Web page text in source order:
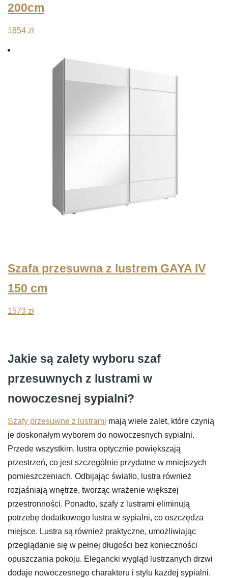
200cm
1854 zł
Szafa przesuwna z lustrem GAYA IV
150 cm
1573 zł
Jakie są zalety wyboru szaf
przesuwnych z lustrami w
nowoczesnej sypialni?
Szafy przesuwne z lustrami mają wiele zalet, które czynią
je doskonałym wyborem do nowoczesnych sypialni.
Przede wszystkim, lustra optycznie powiększają
przestrzeń, co jest szczególnie przydatne w mniejszych
pomieszczeniach. Odbijając światło, lustra również
rozjaśniają wnętrze, tworząc wrażenie większej
przestronności. Ponadto, szafy z lustrami eliminują
potrzebę dodatkowego lustra w sypialni, co oszczędza
miejsce. Lustra są również praktyczne, umożliwiając
przeglądanie się w pełnej długości bez konieczności
opuszczania pokoju. Elegancki wygląd lustrzanych drzwi
dodaje nowoczesnego charakteru i stylu każdej sypialni.